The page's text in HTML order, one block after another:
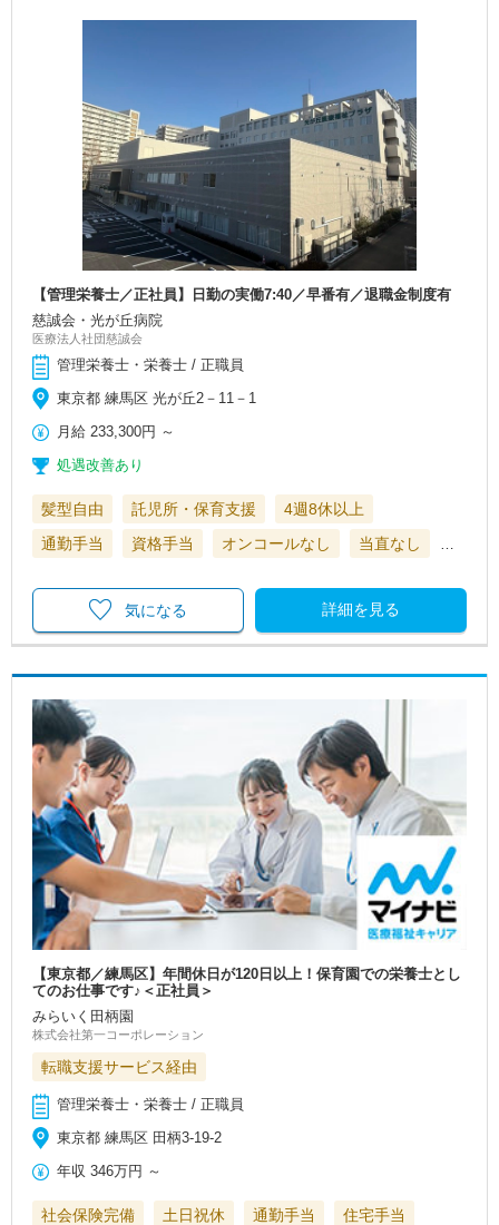
【管理栄養士／正社員】日勤の実働7:40／早番有／退職金制度有
慈誠会・光が丘病院
医療法人社団慈誠会
管理栄養士・栄養士 / 正職員
東京都 練馬区 光が丘2－11－1
月給 233,300円 ～
処遇改善あり
髪型自由 託児所・保育支援
4週8休以上
通勤手当
資格手当 オンコールなし 当直なし
詳細を見る
気になる
【東京都／練馬区】年間休日が120日以上！保育園での栄養士とし
てのお仕事です♪＜正社員＞
みらいく田柄園
株式会社第一コーポレーション
転職支援サービス経由
管理栄養士・栄養士 / 正職員
東京都 練馬区 田柄3-19-2
年収 346万円 ～
社会保険完備 土日祝休 通勤手当
住宅手当